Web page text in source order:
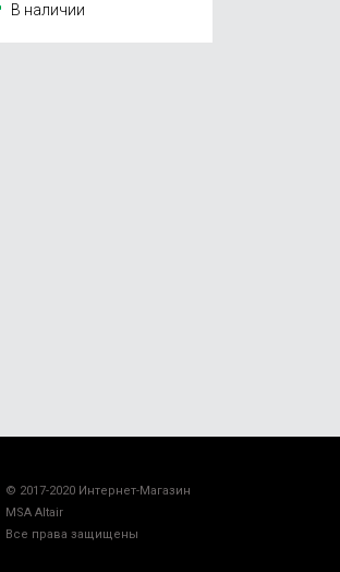
В наличии
© 2017-2020 Интернет-Магазин
MSA Altair
Все права защищены